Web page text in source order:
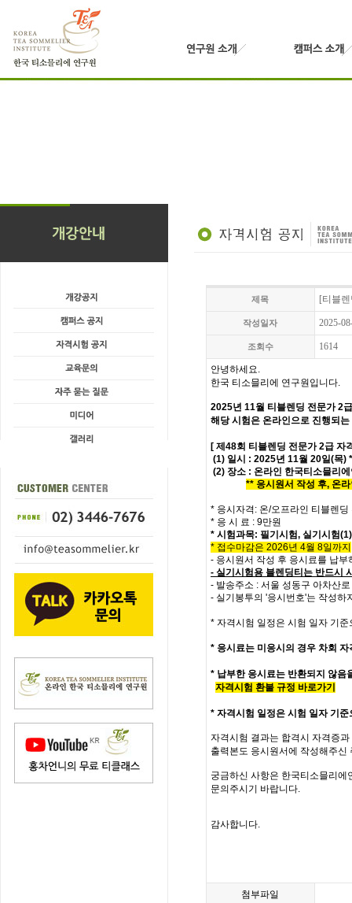
제목 [티블
작성일자 2025-
조회수 1614
안녕하세요.
한국 티소믈리에 연구원입니다.
2025년 11월 티블렌딩 전문가2급
해당 시험은 온라인으로 진행되
[ 제48회 티블렌딩 전문가 2급 자
(1) 일시 : 2025년 11월 20일(목)
(2) 장소 : 온라인 한국티소믈리
** 응시원서 작성 후, 온
* 응시자격: 온/오프라인 티블렌
* 응 시 료 : 9만원
* 시험과목: 필기시험, 실기시험(1)
* 접수마감은 2026년 4월 8일까지
- 응시원서 작성 후 응시료를 납
- 실기시험용 블렌딩티는 반드시
- 발송주소 : 서울 성동구 아차산
- 실기봉투의 '응시번호'는 작성하
* 자격시험 일정은 시험 일자 기
* 응시료는 미응시의 경우 차회
* 납부한 응시료는 반환되지 않
자격시험 환불 규정 바로가기
* 자격시험 일정은 시험 일자 기준
자격시험 결과는 합격시 자격증
출력본도 응시원서에 작성해주신
궁금하신 사항은 한국티소믈리
문의주시기 바랍니다.
감사합니다.
첨부파일